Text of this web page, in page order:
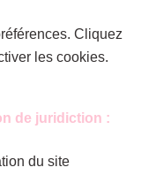
Cliquez
les cookies.
de juridiction :
du site